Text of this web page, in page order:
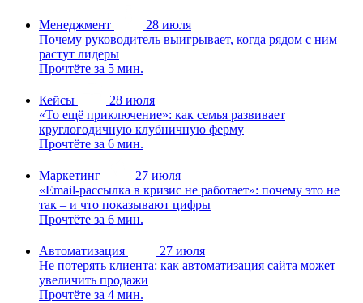
Менеджмент
28 июля
Почему руководитель выигрывает, когда рядом с ним
растут лидеры
Прочтёте за 5 мин.
Кейсы
28 июля
«То ещё приключение»: как семья развивает
круглогодичную клубничную ферму
Прочтёте за 6 мин.
Маркетинг
27 июля
«Email-рассылка в кризис не работает»: почему это не
так – и что показывают цифры
Прочтёте за 6 мин.
Автоматизация
27 июля
Не потерять клиента: как автоматизация сайта может
увеличить продажи
Прочтёте за 4 мин.